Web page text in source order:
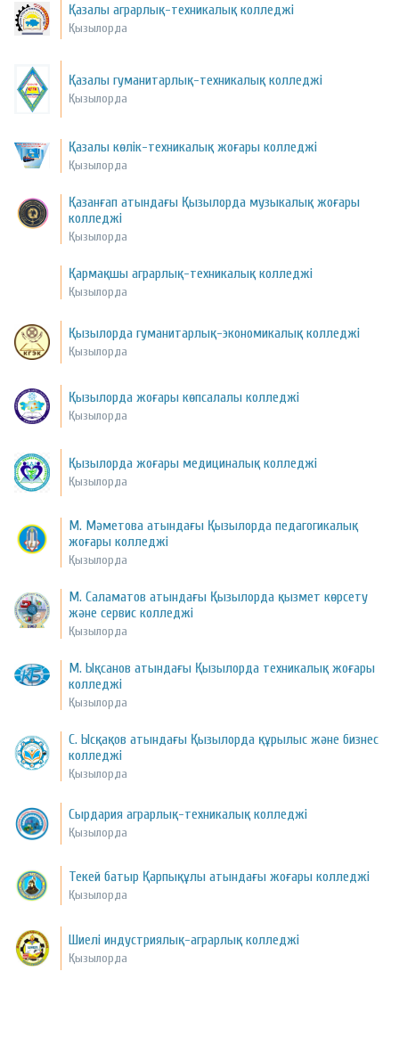
Қазалы аграрлық-техникалық колледжі
Қызылорда
Қазалы гуманитарлық-техникалық колледжі
Қызылорда
Қазалы көлік-техникалық жоғары колледжі
Қызылорда
Қазанғап атындағы Қызылорда музыкалық жоғары
колледжі
Қызылорда
Қармақшы аграрлық-техникалық колледжі
Қызылорда
Қызылорда гуманитарлық-экономикалық колледжі
Қызылорда
Қызылорда жоғары көпсалалы колледжі
Қызылорда
Қызылорда жоғары медициналық колледжі
Қызылорда
М. Мәметова атындағы Қызылорда педагогикалық
жоғары колледжі
Қызылорда
М. Саламатов атындағы Қызылорда қызмет көрсету
және сервис колледжі
Қызылорда
М. Ықсанов атындағы Қызылорда техникалық жоғары
колледжі
Қызылорда
С. Ысқақов атындағы Қызылорда құрылыс және бизнес
колледжі
Қызылорда
Сырдария аграрлық-техникалық колледжі
Қызылорда
Текей батыр Қарпықұлы атындағы жоғары колледжі
Қызылорда
Шиелі индустриялық-аграрлық колледжі
Қызылорда